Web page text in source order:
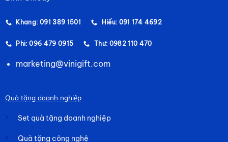
Khang: 091 389 1501 Hiếu: 091 174 4692
Phi: 096 479 0915 Thư: 0982 110 470
marketing@vinigift.com
Quà tặng doanh nghiệp
Set quà tặng doanh nghiệp
Quà tặng công nghệ